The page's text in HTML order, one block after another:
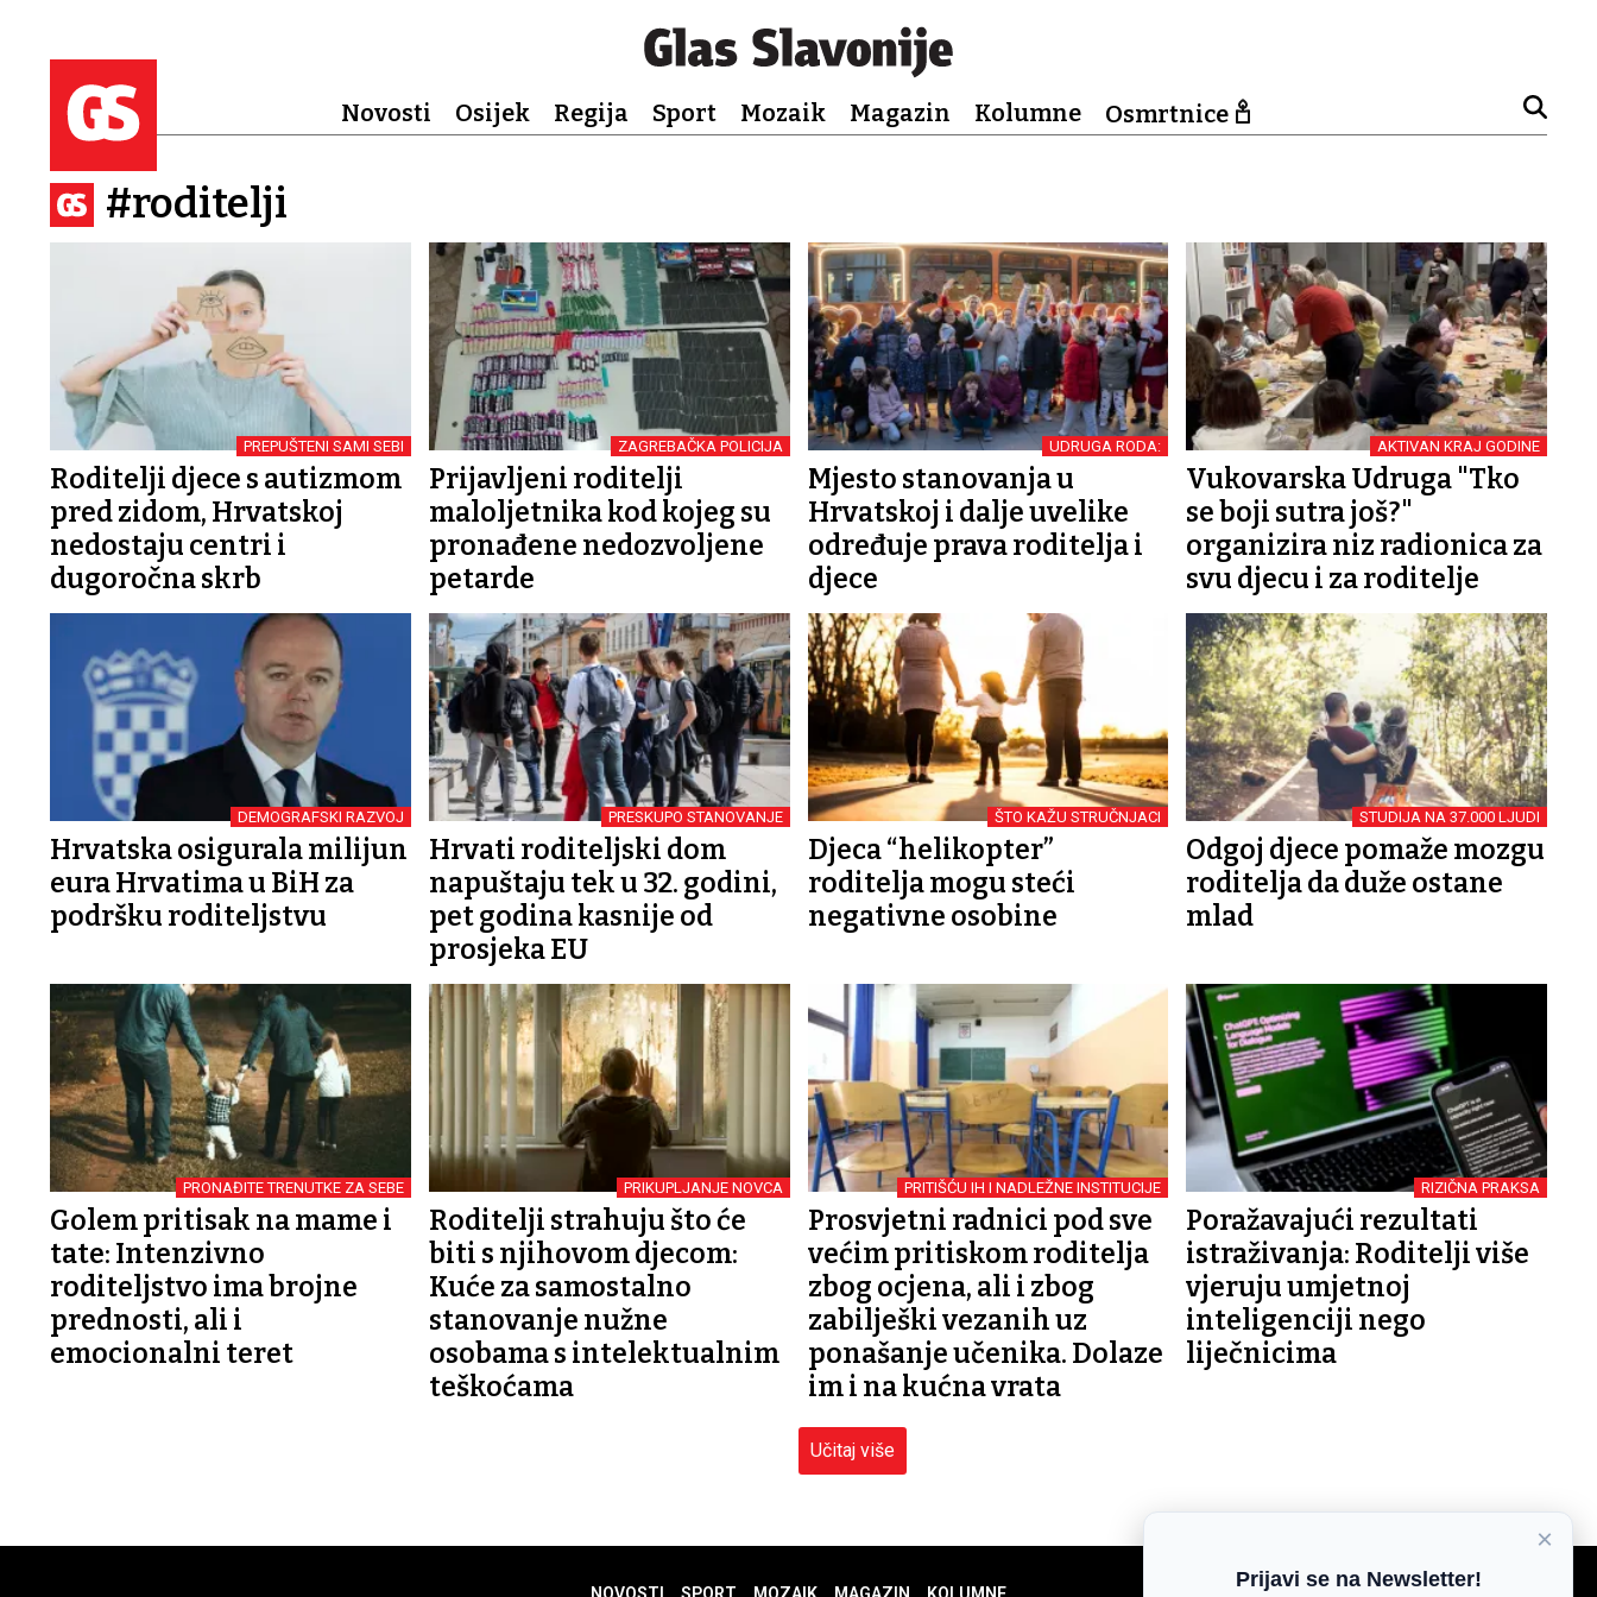
Novosti Osijek Regija Sport Mozaik Magazin Kolumne Osmrtnice
#roditelji
PREPUŠTENI SAMI SEBI
Roditelji djece s autizmom
pred zidom, Hrvatskoj
nedostaju centri i
dugoročna skrb
ZAGREBAČKA POLICIJA
Prijavljeni roditelji
maloljetnika kod kojeg su
pronađene nedozvoljene
petarde
UDRUGA RODA:
Mjesto stanovanja u
Hrvatskoj i dalje uvelike
određuje prava roditelja i
djece
AKTIVAN KRAJ GODINE
Vukovarska Udruga "Tko
se boji sutra još?"
organizira niz radionica za
svu djecu i za roditelje
DEMOGRAFSKI RAZVOJ
Hrvatska osigurala milijun
eura Hrvatima u BiH za
podršku roditeljstvu
PRESKUPO STANOVANJE
Hrvati roditeljski dom
napuštaju tek u 32. godini,
pet godina kasnije od
prosjeka EU
ŠTO KAŽU STRUČNJACI
Djeca “helikopter”
roditelja mogu steći
negativne osobine
STUDIJA NA 37.000 LJUDI
Odgoj djece pomaže mozgu
roditelja da duže ostane
mlad
PRONAĐITE TRENUTKE ZA SEBE
Golem pritisak na mame i
tate: Intenzivno
roditeljstvo ima brojne
prednosti, ali i
emocionalni teret
PRIKUPLJANJE NOVCA
Roditelji strahuju što će
biti s njihovom djecom:
Kuće za samostalno
stanovanje nužne
osobama s intelektualnim
teškoćama
PRITIŠĆU IH I NADLEŽNE INSTITUCIJE
Prosvjetni radnici pod sve
većim pritiskom roditelja
zbog ocjena, ali i zbog
zabilješki vezanih uz
ponašanje učenika. Dolaze
im i na kućna vrata
RIZIČNA PRAKSA
Poražavajući rezultati
istraživanja: Roditelji više
vjeruju umjetnoj
inteligenciji nego
liječnicima
Učitaj više
×
Prijavi se na Newsletter!